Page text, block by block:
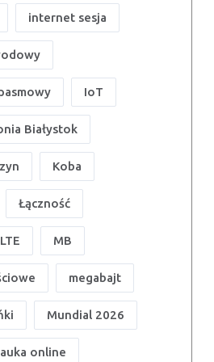
internet sesja
IoT
Białystok
Koba
Łączność
LTE MB
megabajt
Mundial 2026
online